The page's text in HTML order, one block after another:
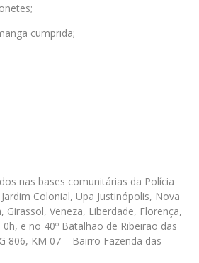
cumprida;
nas bases comunitárias da Polícia
Colonial, Upa Justinópolis, Nova
Girassol, Veneza, Liberdade, Florença,
e no 40º Batalhão de Ribeirão das
806, KM 07 – Bairro Fazenda das